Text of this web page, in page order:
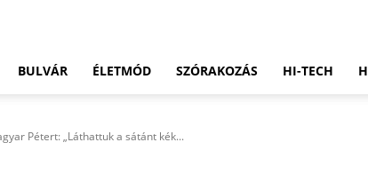
BULVÁR ÉLETMÓD SZÓRAKOZÁS HI-TECH
Pétert: „Láthattuk a sátánt kék...